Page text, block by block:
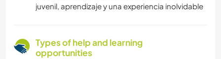
juvenil, aprendizaje y una experiencia inolvidable
Types of help and learning
opportunities